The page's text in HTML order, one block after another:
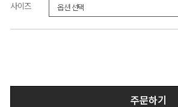
사이즈
주문하기